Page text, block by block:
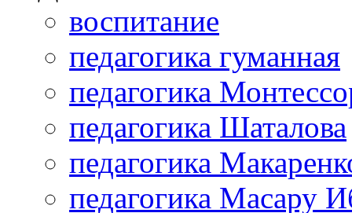
воспитание
педагогика гуманная
педагогика
педагогика Шаталова
педагогика
педагогика Масару